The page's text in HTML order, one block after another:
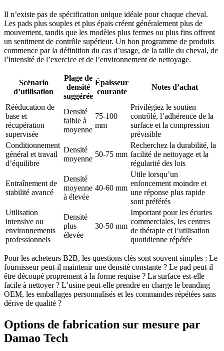
Il n’existe pas de spécification unique idéale pour chaque cheval.
Les pads plus souples et plus épais créent généralement plus de
mouvement, tandis que les modèles plus fermes ou plus fins offrent
un sentiment de contrôle supérieur. Un bon programme de produits
commence par la définition du cas d’usage, de la taille du cheval, de
l’intensité de l’exercice et de l’environnement de nettoyage.
Scénario
d’utilisation
Plage de
densité
suggérée
Épaisseur
courante
Notes d’achat
Rééducation de
base et
récupération
supervisée
Densité
faible à
moyenne
75-100
mm
Privilégiez le soutien
contrôlé, l’adhérence de la
surface et la compression
prévisible
Conditionnement
général et travail
d’équilibre
Densité
moyenne
50-75 mm
Recherchez la durabilité, la
facilité de nettoyage et la
régularité des lots
Entraînement de
stabilité avancé
Densité
moyenne
à élevée
40-60 mm
Utile lorsqu’un
enfoncement moindre et
une réponse plus rapide
sont préférés
Utilisation
intensive ou
environnements
professionnels
Densité
plus
élevée
30-50 mm
Important pour les écuries
commerciales, les centres
de thérapie et l’utilisation
quotidienne répétée
Pour les acheteurs B2B, les questions clés sont souvent simples : Le
fournisseur peut-il maintenir une densité constante ? Le pad peut-il
être découpé proprement à la forme requise ? La surface est-elle
facile à nettoyer ? L’usine peut-elle prendre en charge le branding
OEM, les emballages personnalisés et les commandes répétées sans
dérive de qualité ?
Options de fabrication sur mesure par
Damao Tech